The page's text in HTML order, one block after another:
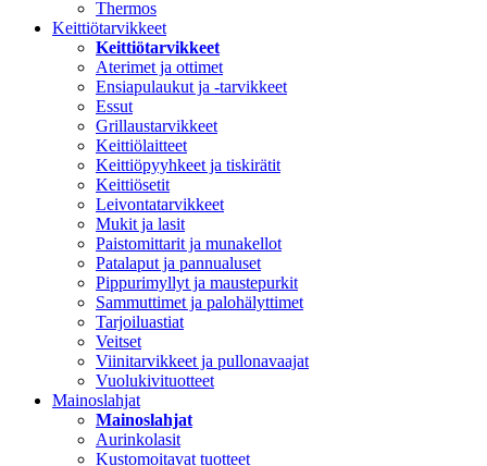
Thermos
Keittiötarvikkeet
Keittiötarvikkeet
Aterimet ja ottimet
Ensiapulaukut ja -tarvikkeet
Essut
Grillaustarvikkeet
Keittiölaitteet
Keittiöpyyhkeet ja tiskirätit
Keittiösetit
Leivontatarvikkeet
Mukit ja lasit
Paistomittarit ja munakellot
Patalaput ja pannualuset
Pippurimyllyt ja maustepurkit
Sammuttimet ja palohälyttimet
Tarjoiluastiat
Veitset
Viinitarvikkeet ja pullonavaajat
Vuolukivituotteet
Mainoslahjat
Mainoslahjat
Aurinkolasit
Kustomoitavat tuotteet